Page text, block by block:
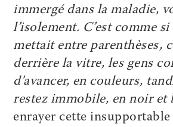
immergé dans la maladie,
l’isolement. C’est comme
mettait entre parenthèses,
derrière la vitre, les gens
d’avancer, en couleurs,
restez immobile, en noir et
enrayer cette